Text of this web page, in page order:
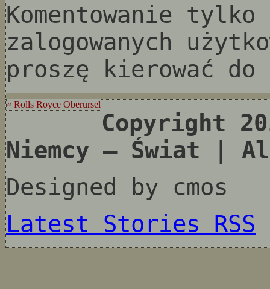
Komentowanie
zalogowanych
proszę kierować do
« Rolls Royce Oberursel
Copyright
Niemcy – Świat |
Designed by cmos
Latest Stories RSS